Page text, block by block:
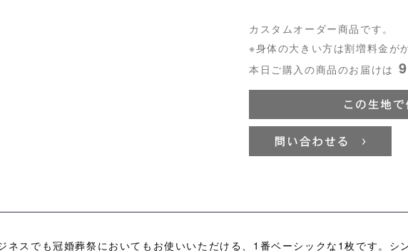
カスタムオーダー商品です。
※身体の大きい方は割増料金が
本日ご購入の商品のお届けは
ネスでも冠婚葬祭においてもお使いいただける、1番ベーシックな1枚です。シ